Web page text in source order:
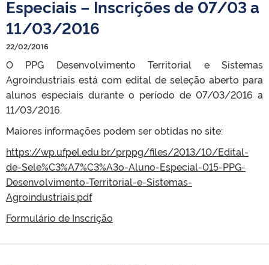
Especiais – Inscrições de 07/03 a
11/03/2016
22/02/2016
O PPG Desenvolvimento Territorial e Sistemas
Agroindustriais está com edital de seleção aberto para
alunos especiais durante o período de 07/03/2016 a
11/03/2016.
Maiores informações podem ser obtidas no site:
https://wp.ufpel.edu.br/prppg/files/2013/10/Edital-
de-Sele%C3%A7%C3%A3o-Aluno-Especial-015-PPG-
Desenvolvimento-Territorial-e-Sistemas-
Agroindustriais.pdf
Formulário de Inscrição